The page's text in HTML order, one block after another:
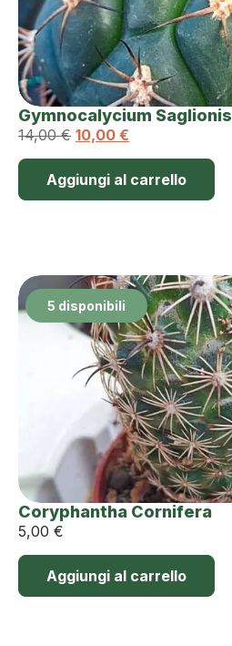
Gymnocalycium Saglionis
14,00€ 10,00 €
Aggiungi al carrello
5 disponibili
Coryphantha Cornifera
5,00 €
Aggiungi al carrello